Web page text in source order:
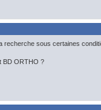
recherche sous certaines
BD ORTHO ?